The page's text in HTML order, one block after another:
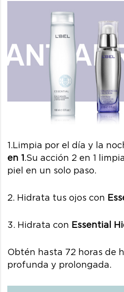
1.Limpia por el día y la
en 1.Su acción 2 en 1
piel en un solo paso.
2. Hidrata tus ojos con
3. Hidrata con Essential
Obtén hasta 72 horas de
profunda y prolongada.